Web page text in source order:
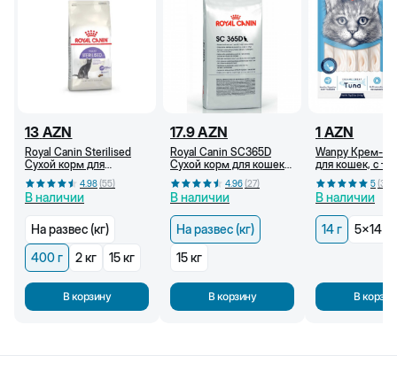
13 AZN
Royal Canin Sterilised
Сухой корм для
стерилизованных
кошек, от 1 года, 400 г
4.98(55)
В наличии
На развес (кг)
400 г
2 кг 15 кг
В корзину
17.9AZN
Royal Canin SC365D
Сухой корм для кошек
от 1 года (кг)4.96(27)
В наличии
На развес (кг)
15 кг
В корзину
1 AZN
Wanpy Крем-
для кошек, с
5(36
В наличии
14 г 5x14 г
В